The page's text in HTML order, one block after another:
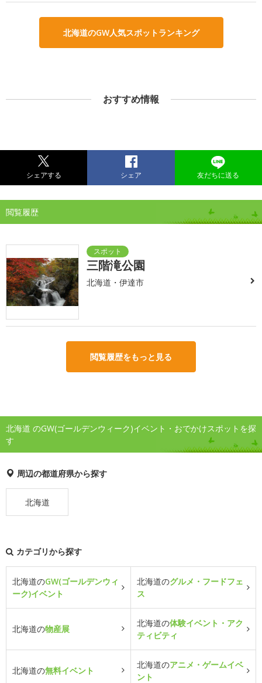
北海道のGW人気スポットランキング
おすすめ情報
シェアする シェア 友だちに送る
閲覧履歴
三階滝公園
北海道・伊達市
閲覧履歴をもっと見る
北海道 のGW(ゴールデンウィーク)イベント・おでかけスポットを探
す
周辺の都道府県から探す
北海道
カテゴリから探す
北海道のGW(ゴールデンウィ
ーク)イベント
北海道のグルメ・フードフェ
ス
北海道の物産展
北海道の体験イベント・アク
ティビティ
北海道の無料イベント
北海道のアニメ・ゲームイベ
ント